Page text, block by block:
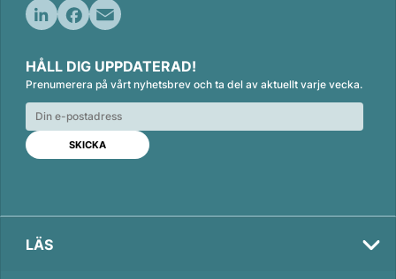
n
k
e
d
n
c
e
b
o
o
k
a
i
l
HÅLL DIG UPPDATERAD!
Prenumerera på vårt nyhetsbrev och ta del av aktuellt varje vecka.
LÄS